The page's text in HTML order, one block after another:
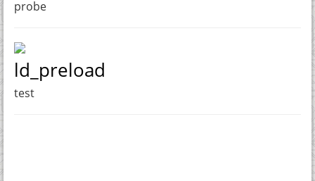
probe
ld_preload
test